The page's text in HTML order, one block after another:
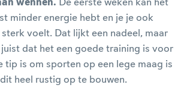
wennen. De eerste weken kan het
minder energie hebt en je je ook
voelt. Dat lijkt een nadeel, maar
dat het een goede training is voor
tip is om sporten op een lege maag is
heel rustig op te bouwen.